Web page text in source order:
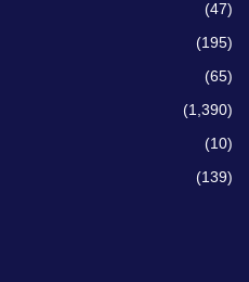
(47)
(195)
(65)
(1,390)
(10)
(139)